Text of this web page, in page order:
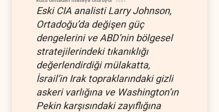
Eski CIA analisti Larry Johnson,
Ortadoğu’da değişen güç
dengelerini ve ABD’nin bölgesel
stratejilerindeki tıkanıklığı
değerlendirdiği mülakatta,
İsrail’in Irak topraklarındaki gizli
askeri varlığına ve Washington’ın
Pekin karşısındaki zayıflığına